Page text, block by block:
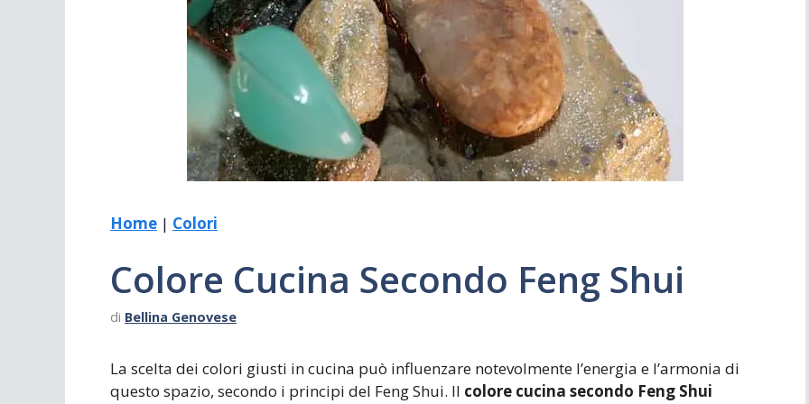
Scrivere
Stagioni
Home | Colori
Colore Cucina Secondo Feng Shui
di Bellina Genovese
La scelta dei colori giusti in cucina può influenzare notevolmente l’energia e l’armonia di
questo spazio, secondo i principi del Feng Shui. Il colore cucina secondo Feng Shui